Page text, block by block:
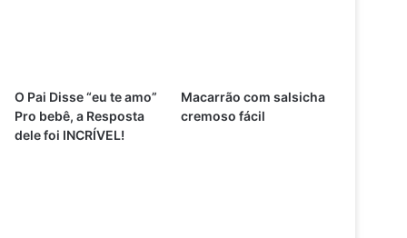
O Pai Disse “eu te amo”
Pro bebê, a Resposta
dele foi INCRÍVEL!
Macarrão com salsicha
cremoso fácil